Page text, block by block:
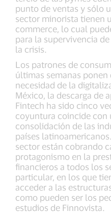
punto de ventas y sólo
sector minorista tienen
commerce, lo cual
para la supervivencia
la crisis.
Los patrones de
últimas semanas ponen
necesidad de la
México, la descarga de
Fintech ha sido cinco
coyuntura coincide con
consolidación de las
países
sector están cobrando
protagonismo en la
financieros a todos los
particular, en los que
acceder a las
como pueden ser los
estudios de Finnovista.